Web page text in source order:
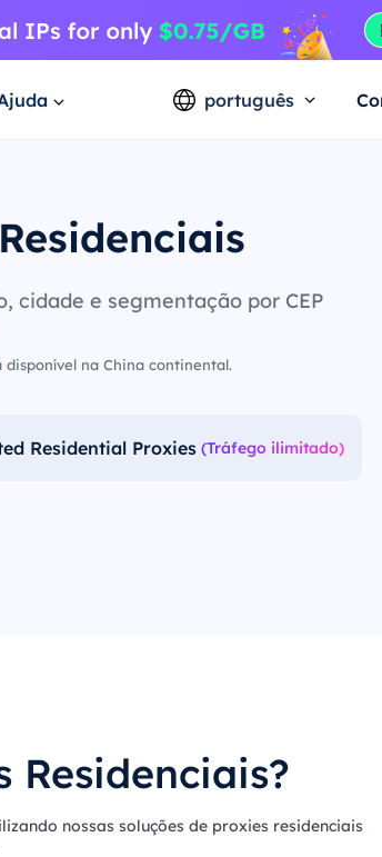
português
cidade e segmentação por CEP
na China continental.
Residential Proxies (Tráfego ilimitado)
Residenciais?
nossas soluções de proxies residenciais